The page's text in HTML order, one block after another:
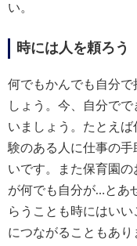
い。
時には人を頼ろう
何でもかんでも自分で
しょう。今、自分で
いましょう。たとえ
験のある人に仕事の
いです。また保育園
が何でも自分が…とあ
らうことも時にはい
につながることもあ